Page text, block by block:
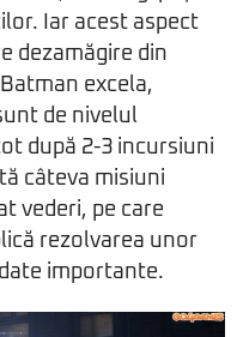
Iar acest aspect
dezamăgire din
excela,
de nivelul
după 2-3 incursiuni
câteva misiuni
vederi, pe care
rezolvarea unor
importante.